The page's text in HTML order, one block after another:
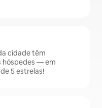
cidade têm
hóspedes — em
5 estrelas!